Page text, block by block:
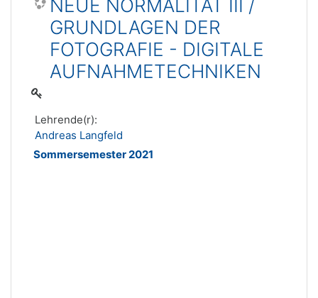
NEUE NORMALITÄT III /
GRUNDLAGEN DER
FOTOGRAFIE - DIGITALE
AUFNAHMETECHNIKEN
Lehrende(r):
Andreas Langfeld
Sommersemester 2021